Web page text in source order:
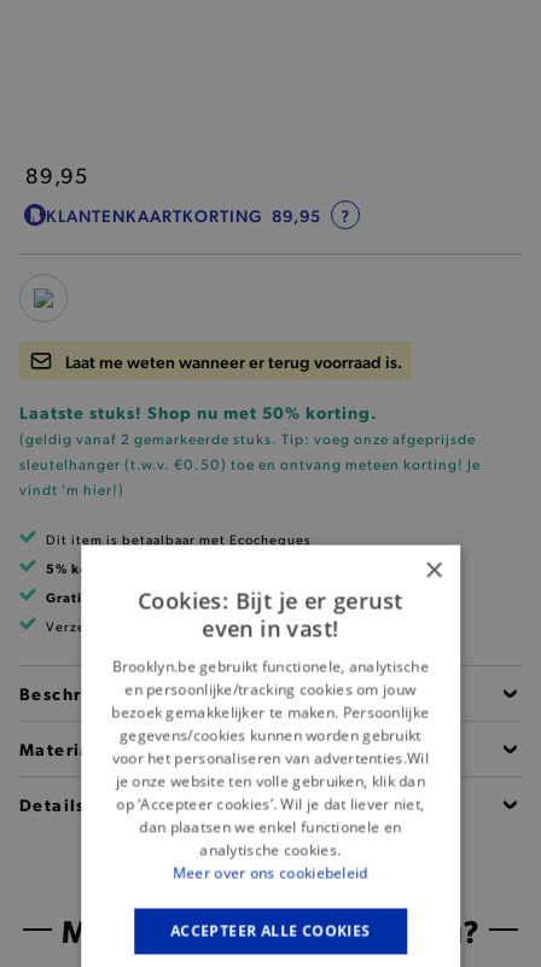
89,95
KLANTENKAARTKORTING 89,95 ?
Laat me weten wanneer er terug voorraad is.
Laatste stuks! Shop nu met 50% korting.
(geldig vanaf 2 gemarkeerde stuks. Tip: voeg onze afgeprijsde
sleutelhanger (t.w.v. €0.50) toe en ontvang meteen korting! Je
vindt 'm hier!)
Dit item is betaalbaar met Ecocheques
5% korting
Gratis verzendingvanaf 99 EUR
Verzending binnen 1 à 2 werkdagen
Beschrijving
Materiaal
Details
Misschien is dit iets voor jou?
×
Cookies: Bijt je er gerust
even in vast!
Brooklyn.be gebruikt functionele, analytische
en persoonlijke/tracking cookies om jouw
bezoek gemakkelijker te maken. Persoonlijke
gegevens/cookies kunnen worden gebruikt
voor het personaliseren van advertenties.Wil
je onze website ten volle gebruiken, klik dan
op ‘Accepteer cookies’. Wil je dat liever niet,
dan plaatsen we enkel functionele en
analytische cookies.
Meer over ons cookiebeleid
ACCEPTEER ALLE COOKIES